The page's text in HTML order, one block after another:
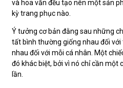
và hoa văn đều tạo nên một sản
kỳ trang phục nào.
Ý tưởng cơ bản đằng sau những
tất bình thường giống nhau đối
nhau đối với mỗi cá nhân. Một
đó khác biệt, bởi vì nó chỉ cần một
lần.